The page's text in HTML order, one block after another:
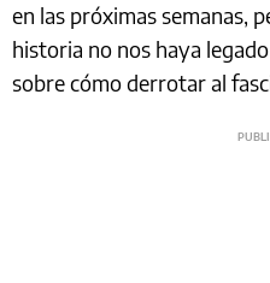
en las próximas semanas,
historia no nos haya
sobre cómo derrotar al